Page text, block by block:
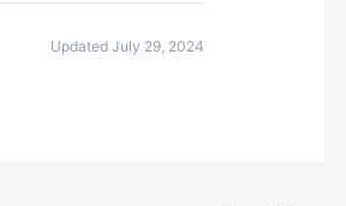
Updated July 29, 2024